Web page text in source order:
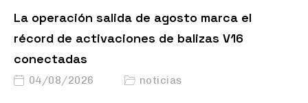
La operación salida de agosto marca el
récord de activaciones de balizas V16
conectadas
04/08/2026 noticias